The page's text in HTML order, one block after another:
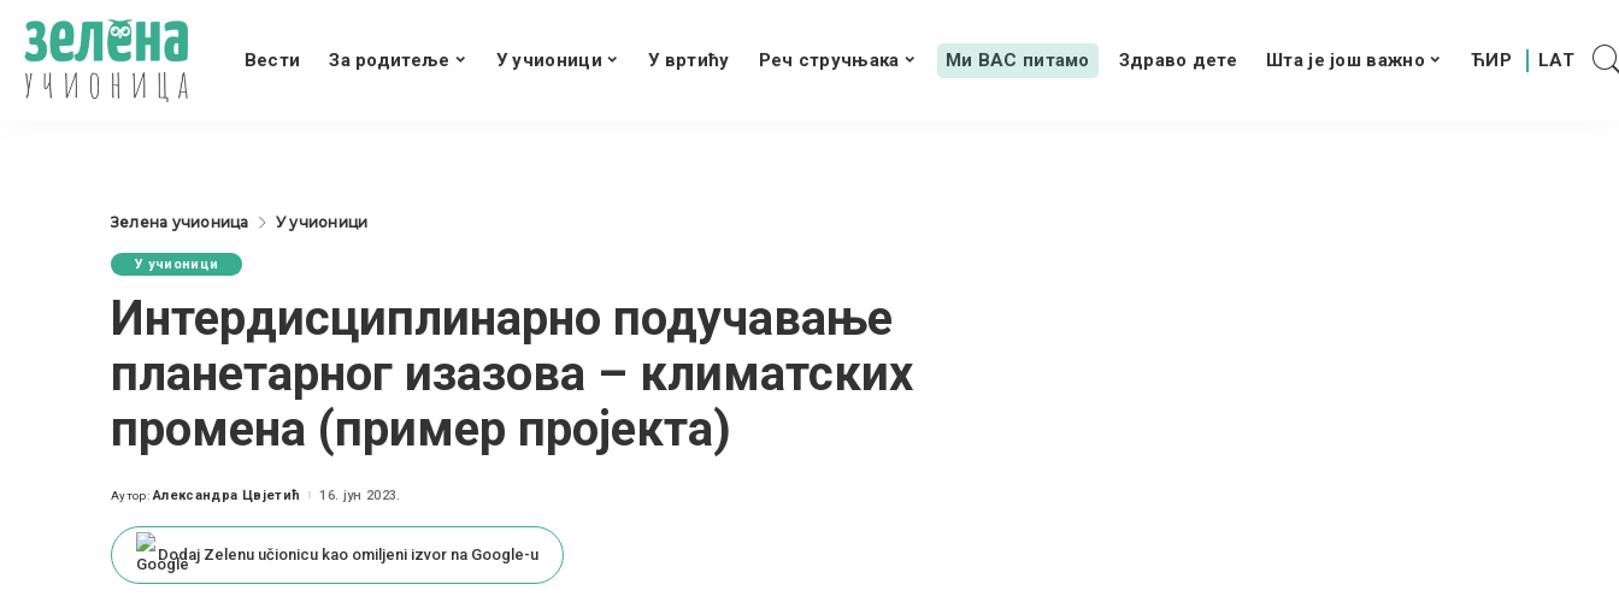
Вести За родитеље У учионици У вртићу Реч стручњака Ми ВАС питамо Здраво дете Шта је још важно
Зелена учионица У учионици
У учионици
Интердисциплинарно подучавање
планетарног изазова – климатских
промена (пример пројекта)
Posted
Аутор: Александра Цвјетић 16. јун 2023.
Dodaj Zelenu učionicu kao omiljeni izvor na Google-u